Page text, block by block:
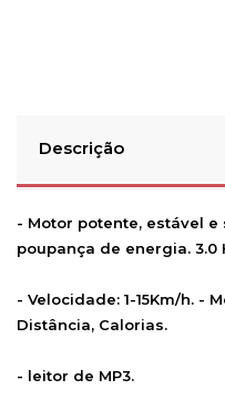
Descrição
- Motor potente, estável
poupança de energia. 3.0
- Velocidade: 1-15Km/h. -
Distância, Calorias.
- leitor de MP3.